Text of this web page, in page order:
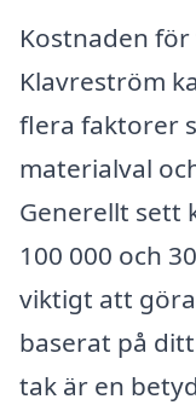
Kostnaden
Klavreström
flera faktorer
materialval
Generellt sett
100 000 och
viktigt att
baserat på
tak är en